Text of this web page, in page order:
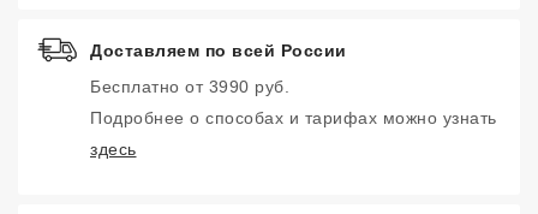
Доставляем по всей России
Бесплатно от 3990 руб.
Подробнее о способах и тарифах можно узнать
здесь